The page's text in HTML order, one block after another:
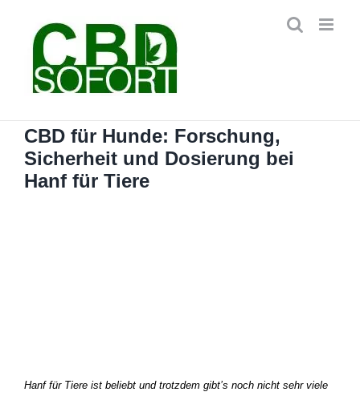
springen
CBD für Hunde: Forschung,
Sicherheit und Dosierung bei
Hanf für Tiere
Hanf für Tiere ist beliebt und trotzdem gibt’s noch nicht sehr viele